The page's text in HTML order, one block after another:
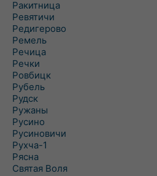
Ракитница
Ревятичи
Редигерово
Ремель
Речица
Речки
Ровбицк
Рубель
Рудск
Ружаны
Русино
Русиновичи
Рухча-1
Рясна
Святая Воля